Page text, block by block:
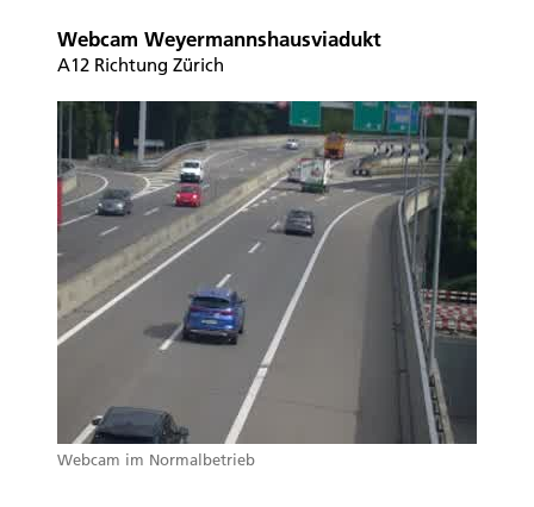
Webcam Weyermannshausviadukt
A12 Richtung Zürich
Webcam im Normalbetrieb